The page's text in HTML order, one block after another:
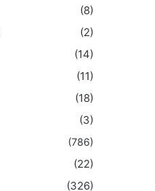
(8)
(2)
(14)
(11)
(18)
(3)
(786)
(22)
(326)